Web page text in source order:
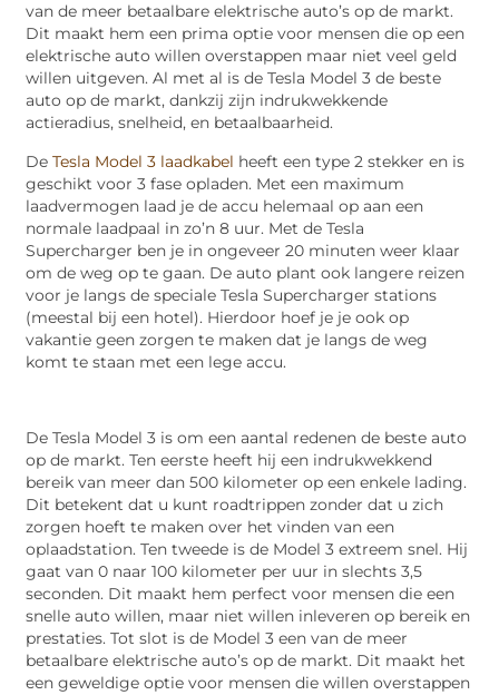
van de meer betaalbare elektrische auto’s op de markt.
Dit maakt hem een prima optie voor mensen die op een
elektrische auto willen overstappen maar niet veel geld
willen uitgeven. Al met al is de Tesla Model 3 de beste
auto op de markt, dankzij zijn indrukwekkende
actieradius, snelheid, en betaalbaarheid.
DeTesla Model 3 laadkabel heeft een type 2 stekker en is
geschikt voor 3 fase opladen. Met een maximum
laadvermogen laad je de accu helemaal op aan een
normale laadpaal in zo’n 8 uur. Met de Tesla
Supercharger ben je in ongeveer 20 minuten weer klaar
om de weg op te gaan. De auto plant ook langere reizen
voor je langs de speciale Tesla Supercharger stations
(meestal bij een hotel). Hierdoor hoef je je ook op
vakantie geen zorgen te maken dat je langs de weg
komt te staan met een lege accu.
De Tesla Model 3 is om een aantal redenen de beste auto
op de markt. Ten eerste heeft hij een indrukwekkend
bereik van meer dan 500 kilometer op een enkele lading.
Dit betekent dat u kunt roadtrippen zonder dat u zich
zorgen hoeft te maken over het vinden van een
oplaadstation. Ten tweede is de Model 3 extreem snel. Hij
gaat van 0 naar 100 kilometer per uur in slechts 3,5
seconden. Dit maakt hem perfect voor mensen die een
snelle auto willen, maar niet willen inleveren op bereik en
prestaties. Tot slot is de Model 3 een van de meer
betaalbare elektrische auto’s op de markt. Dit maakt het
een geweldige optie voor mensen die willen overstappen